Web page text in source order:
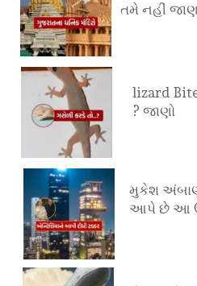
તમે નહીં
lizard
? જાણો
મુકેશ
આપે છે આ